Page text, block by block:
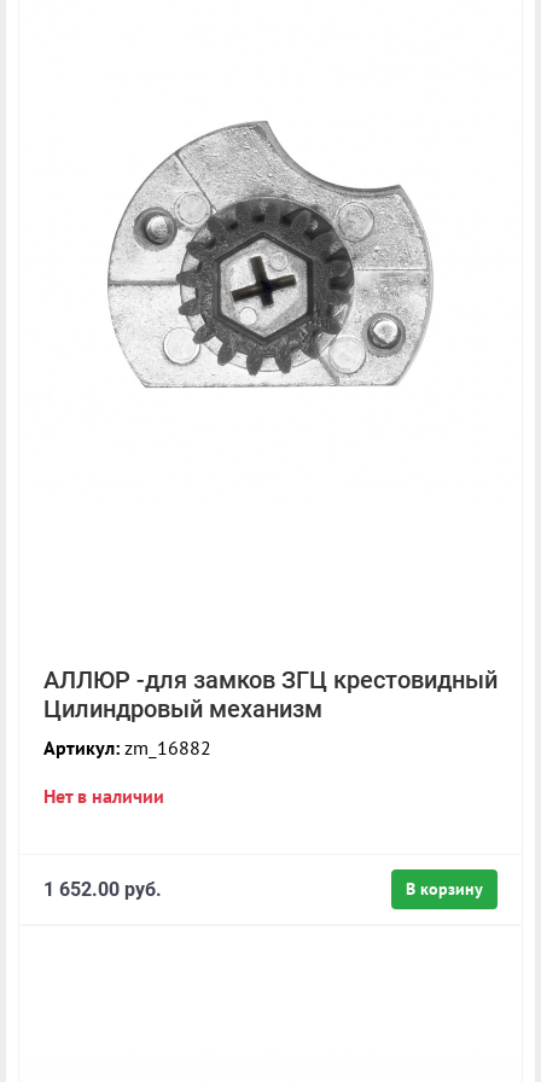
АЛЛЮР -для замков ЗГЦ крестовидный
Цилиндровый механизм
Артикул: zm_16882
Нет в наличии
В корзину
1 652.00 руб.